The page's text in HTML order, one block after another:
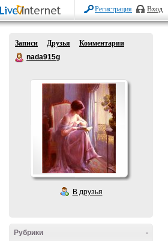
Регистрация Вход
Записи Друзья
Комментарии
nada915g
В друзья
-
Рубрики